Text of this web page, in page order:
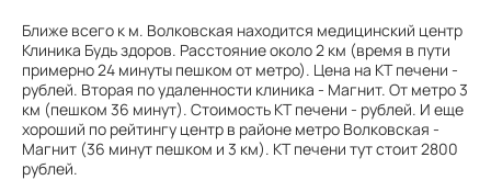
Ближе всего к м. Волковская находится медицинский центр
Клиника Будь здоров. Расстояние около 2 км (время в пути
примерно 24 минуты пешком от метро). Цена на КТ печени -
рублей. Вторая по удаленности клиника - Магнит. От метро 3
км (пешком 36 минут). Стоимость КТ печени - рублей. И еще
хороший по рейтингу центр в районе метро Волковская -
Магнит (36 минут пешком и 3 км). КТ печени тут стоит 2800
рублей.